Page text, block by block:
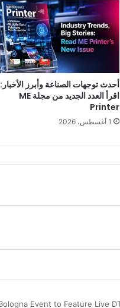
أحدث توجهات الصناعة وأبرز الأخبار:
اقرأ العدد الجديد من مجلة ME
Printer
1 أغسطس، 2026